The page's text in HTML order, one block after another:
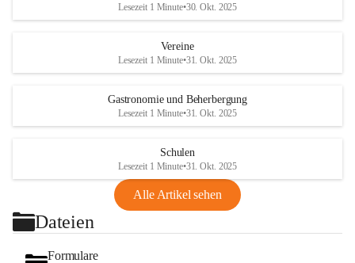
Lesezeit 1 Minute•30. Okt. 2025
Vereine
Lesezeit 1 Minute•31. Okt. 2025
Gastronomie und Beherbergung
Lesezeit 1 Minute•31. Okt. 2025
Schulen
Lesezeit 1 Minute•31. Okt. 2025
Alle Artikel sehen
Dateien
Formulare